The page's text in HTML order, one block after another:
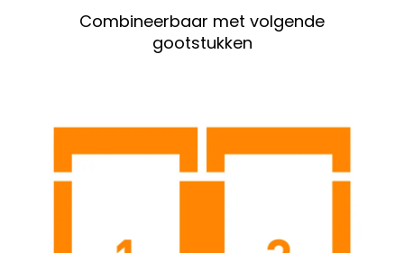
Combineerbaar met volgende
gootstukken